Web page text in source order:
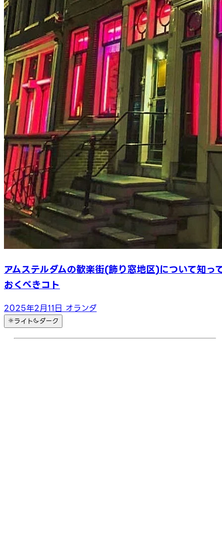
アムステルダムの歓楽街(飾り窓地区)について知っ
おくべきコト
2025年2月11日 オランダ
ライト ダーク